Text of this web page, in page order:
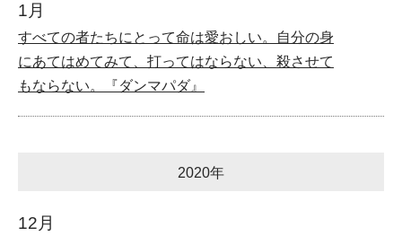
1月
すべての者たちにとって命は愛おしい。自分の身
にあてはめてみて、打ってはならない、殺させて
もならない。『ダンマパダ』
2020年
12月